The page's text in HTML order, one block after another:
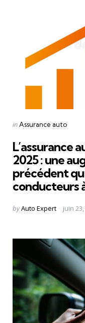
Categories
Posted
inAssurance auto
L’assurance
2025 : une
précédent
conducteurs
Posted
byAuto Expert juin